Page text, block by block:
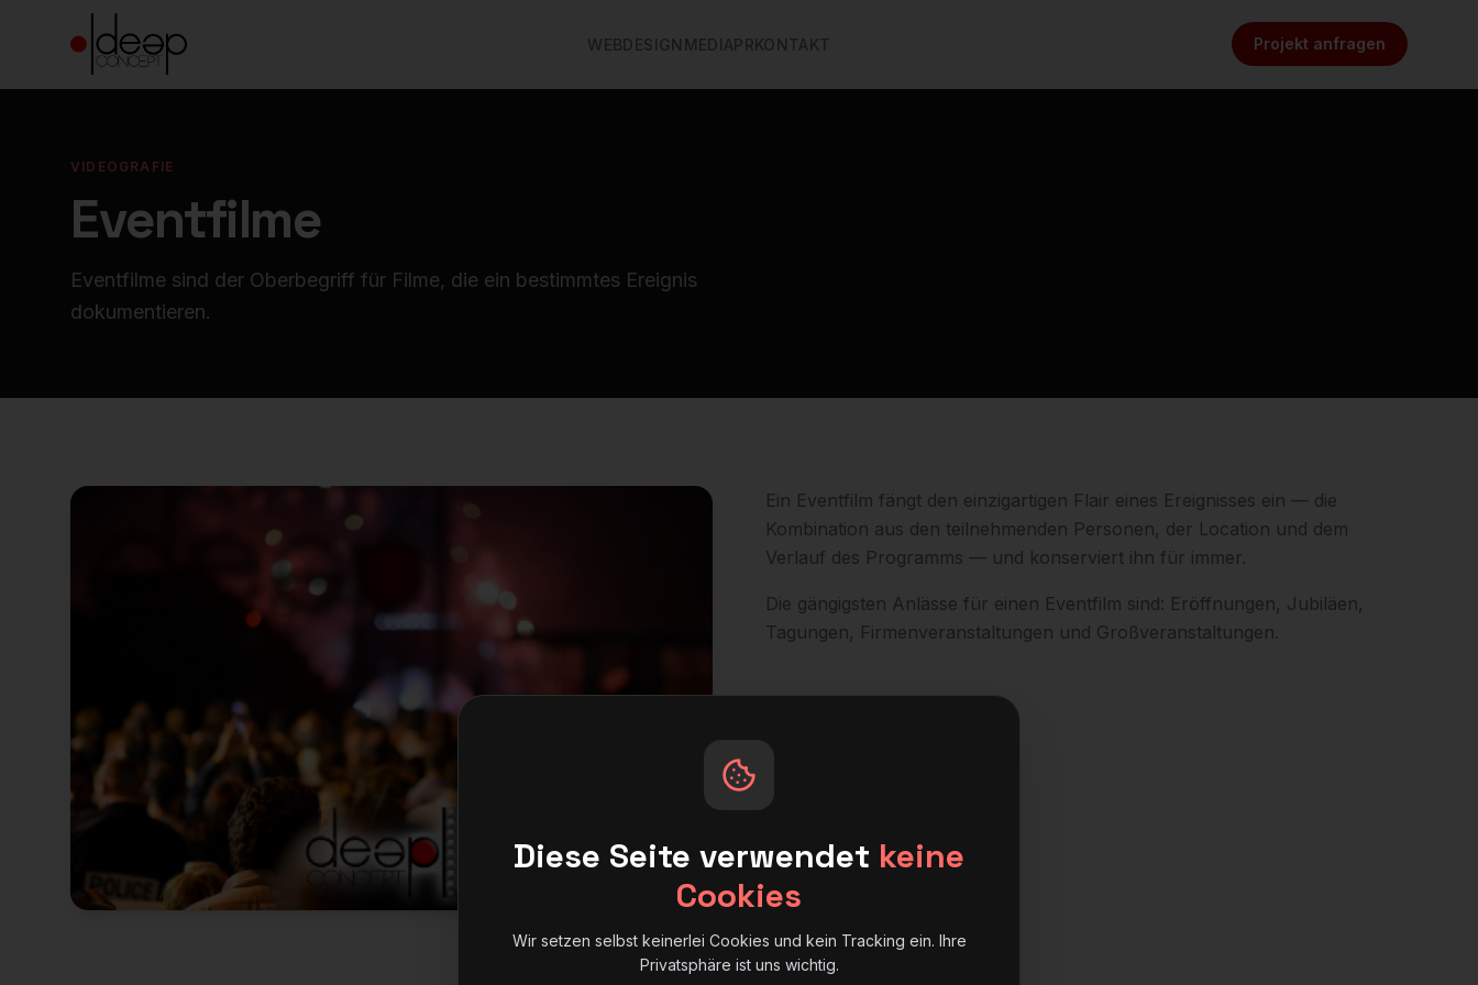
WEBDESIGN MEDIAPRKONTAKT Projekt anfragen
VIDEOGRAFIE
Eventfilme
Eventfilme sind der Oberbegriff für Filme, die ein bestimmtes Ereignis
dokumentieren.
Ein Eventfilm fängt den einzigartigen Flair eines Ereignisses ein — die
Kombination aus den teilnehmenden Personen, der Location und dem
Verlauf des Programms — und konserviert ihn für immer.
Die gängigsten Anlässe für einen Eventfilm sind: Eröffnungen, Jubiläen,
Tagungen, Firmenveranstaltungen und Großveranstaltungen.
Diese Seite verwendet keine
Cookies
Wir setzen selbst keinerlei Cookies und kein Tracking ein. Ihre
Privatsphäre ist uns wichtig.